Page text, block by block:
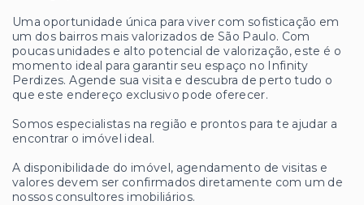
Uma oportunidade única para viver com sofisticação em
um dos bairros mais valorizados de São Paulo. Com
poucas unidades e alto potencial de valorização, este é o
momento ideal para garantir seu espaço no Infinity
Perdizes. Agende sua visita e descubra de perto tudo o
que este endereço exclusivo pode oferecer.
Somos especialistas na região e prontos para te ajudar a
encontrar o imóvel ideal.
A disponibilidade do imóvel, agendamento de visitas e
valores devem ser confirmados diretamente com um de
nossos consultores imobiliários.